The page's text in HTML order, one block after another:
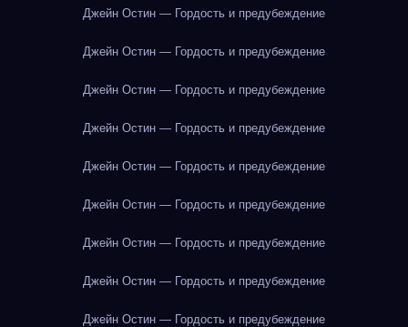
Джейн Остин — Гордость и предубеждение
Джейн Остин — Гордость и предубеждение
Джейн Остин — Гордость и предубеждение
Джейн Остин — Гордость и предубеждение
Джейн Остин — Гордость и предубеждение
Джейн Остин — Гордость и предубеждение
Джейн Остин — Гордость и предубеждение
Джейн Остин — Гордость и предубеждение
Джейн Остин — Гордость и предубеждение